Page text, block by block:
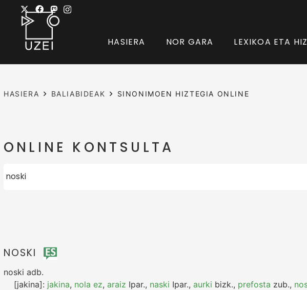
HASIERA NOR GARA LEXIKOA ETA
HASIERA BALIABIDEAK SINONIMOEN HIZTEGIA ONLINE
ONLINE KONTSULTA
NOSKI
noski adb.
[jakina]: jakina, nola ez, araiz Ipar., naski Ipar., aurki bizk., prefosta zub.,